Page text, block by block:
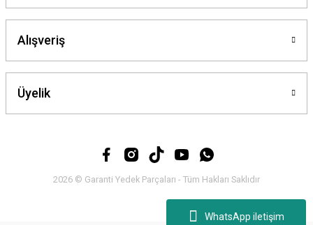
WhatsApp iletişim
Alışveriş
Üyelik
2026 © Garanti Yedek Parçaları - Tüm Hakları Saklıdır